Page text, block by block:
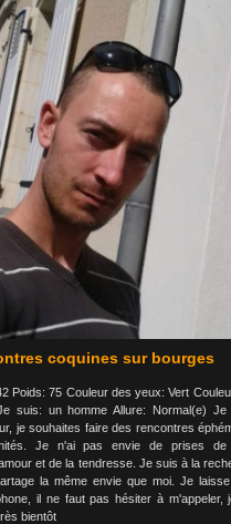
coquines sur bourges
Poids: 75 Couleur des yeux: Vert
suis: un homme Allure: Normal(e) Je
je souhaites faire des rencontres
Je n'ai pas envie de prises de
et de la tendresse. Je suis à la
la même envie que moi. Je
il ne faut pas hésiter à m'appeler,
bientôt